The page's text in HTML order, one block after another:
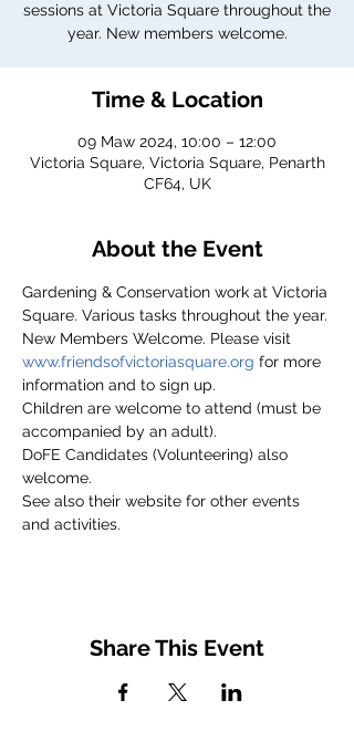
sessions at Victoria Square throughout the
year. New members welcome.
Time & Location
09 Maw 2024, 10:00 – 12:00
Victoria Square, Victoria Square, Penarth
CF64, UK
About the Event
Gardening & Conservation work at Victoria
Square. Various tasks throughout the year.
New Members Welcome. Please visit
www.friendsofvictoriasquare.org for more
information and to sign up.
Children are welcome to attend (must be
accompanied by an adult).
DoFE Candidates (Volunteering) also
welcome.
See also their website for other events
and activities.
Share This Event